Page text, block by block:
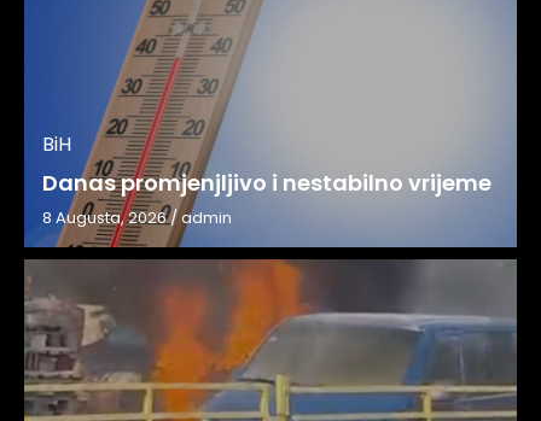
BiH
Danas promjenjljivo i nestabilno vrijeme
8 Augusta, 2026/admin